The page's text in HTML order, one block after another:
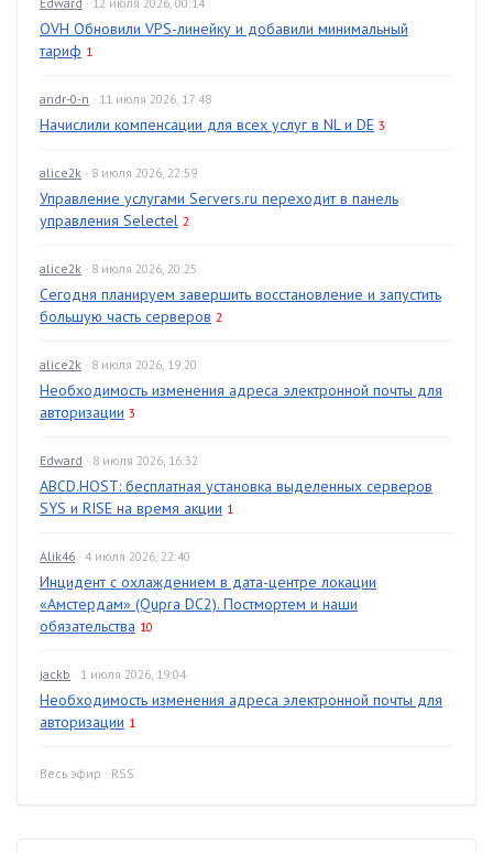
OVH Обновили VPS-линейку и добавили минимальный
тариф 1
andr-0-n · 11 июля 2026, 17:48
Начислили компенсации для всех услуг в NL и DE 3
alice2k · 8 июля 2026, 22:59
Управление услугами Servers.ru переходит в панель
управления Selectel 2
alice2k · 8 июля 2026, 20:25
Сегодня планируем завершить восстановление и запустить
большую часть серверов 2
alice2k · 8 июля 2026, 19:20
Необходимость изменения адреса электронной почты для
авторизации 3
Edward · 8 июля 2026, 16:32
ABCD.HOST: бесплатная установка выделенных серверов
SYS и RISE на время акции 1
Alik46 · 4 июля 2026, 22:40
Инцидент с охлаждением в дата-центре локации
«Амстердам» (Qupra DC2). Постмортем и наши
обязательства 10
jackb · 1 июля 2026, 19:04
Необходимость изменения адреса электронной почты для
авторизации 1
Весь эфир · RSS